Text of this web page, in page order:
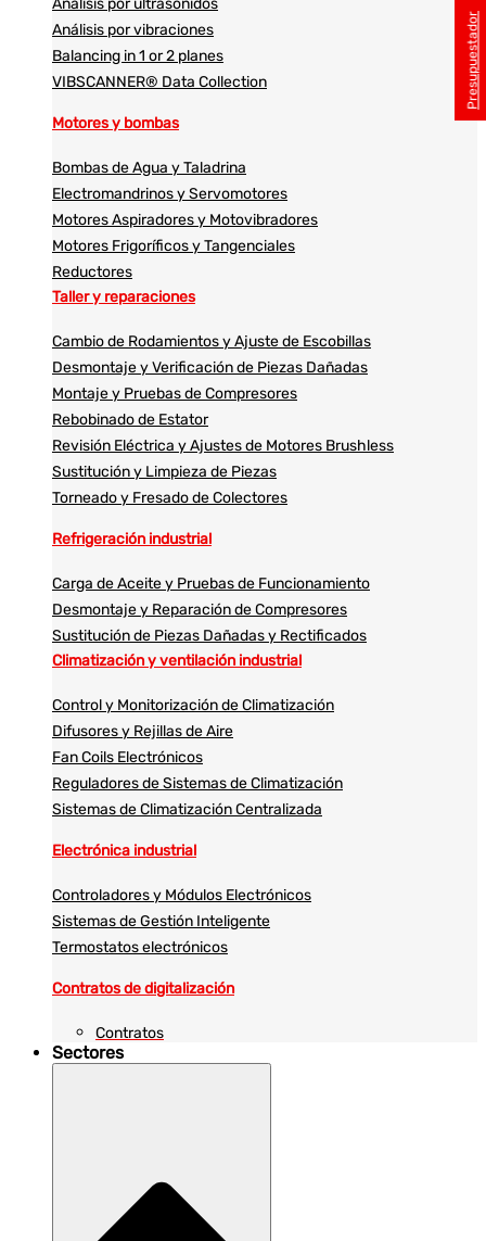
Análisis por ultrasonidos​​
Análisis por vibraciones
Balancing in 1 or 2 planes
VIBSCANNER® Data Collection
Motores y bombas
Bombas de Agua y Taladrina
Electromandrinos y Servomotores
Motores Aspiradores y Motovibradores
Motores Frigoríficos y Tangenciales
Reductores
Taller y reparaciones
Cambio de Rodamientos y Ajuste de Escobillas
Desmontaje y Verificación de Piezas Dañadas
Montaje y Pruebas de Compresores
Rebobinado de Estator
Revisión Eléctrica y Ajustes de Motores Brushless
Sustitución y Limpieza de Piezas
Torneado y Fresado de Colectores
Refrigeración industrial
Carga de Aceite y Pruebas de Funcionamiento
Desmontaje y Reparación de Compresores
Sustitución de Piezas Dañadas y Rectificados
Climatización y ventilación industrial
Control y Monitorización de Climatización
Difusores y Rejillas de Aire
Fan Coils Electrónicos
Reguladores de Sistemas de Climatización
Sistemas de Climatización Centralizada
Electrónica industrial
Controladores y Módulos Electrónicos
Sistemas de Gestión Inteligente
Termostatos electrónicos
Contratos de digitalización
Contratos
Sectores
Presupuestador